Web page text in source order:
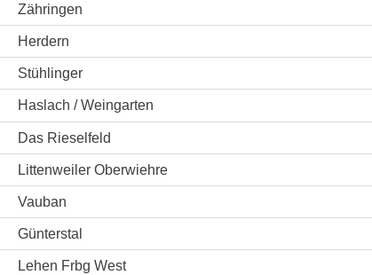
Zähringen
Herdern
Stühlinger
Haslach / Weingarten
Das Rieselfeld
Littenweiler Oberwiehre
Vauban
Günterstal
Lehen Frbg West